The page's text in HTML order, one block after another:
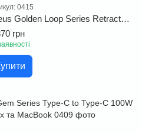
0415
Висувний кабель 3-в-1 Baseus Golden Loop Series Retractable 3-in-1 Elastic Data Cable USB to Lightning+Type-C+MicroUSB 3.5А 1.2m. Преміальний висувний кабель чорного кольору
грн